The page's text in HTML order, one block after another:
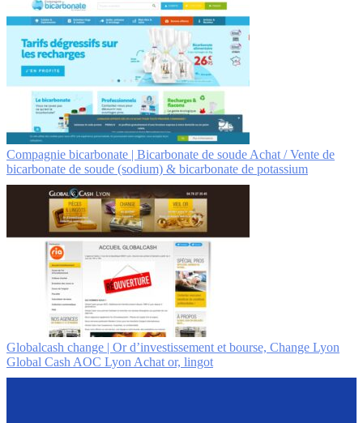
Compagnie bicarbonate | Bicarbonate de soude Achat / Vente de
bicarbonate de soude (sodium) & bicarbonate de potassium
Globalcash change | Or d’in­vestis­se­ment et bourse, Change Lyon
Global Cash AOC Lyon Achat or, lingot